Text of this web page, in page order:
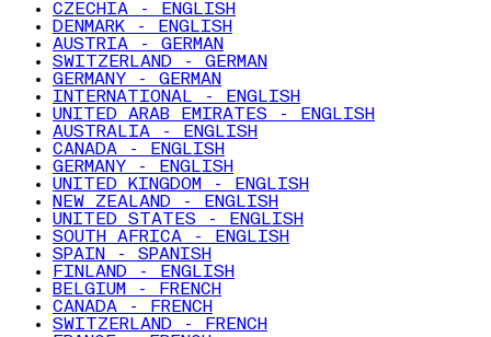
CZECHIA - ENGLISH
DENMARK - ENGLISH
AUSTRIA - GERMAN
SWITZERLAND - GERMAN
GERMANY - GERMAN
INTERNATIONAL - ENGLISH
UNITED ARAB EMIRATES - ENGLISH
AUSTRALIA - ENGLISH
CANADA - ENGLISH
GERMANY - ENGLISH
UNITED KINGDOM - ENGLISH
NEW ZEALAND - ENGLISH
UNITED STATES - ENGLISH
SOUTH AFRICA - ENGLISH
SPAIN - SPANISH
FINLAND - ENGLISH
BELGIUM - FRENCH
CANADA - FRENCH
SWITZERLAND - FRENCH